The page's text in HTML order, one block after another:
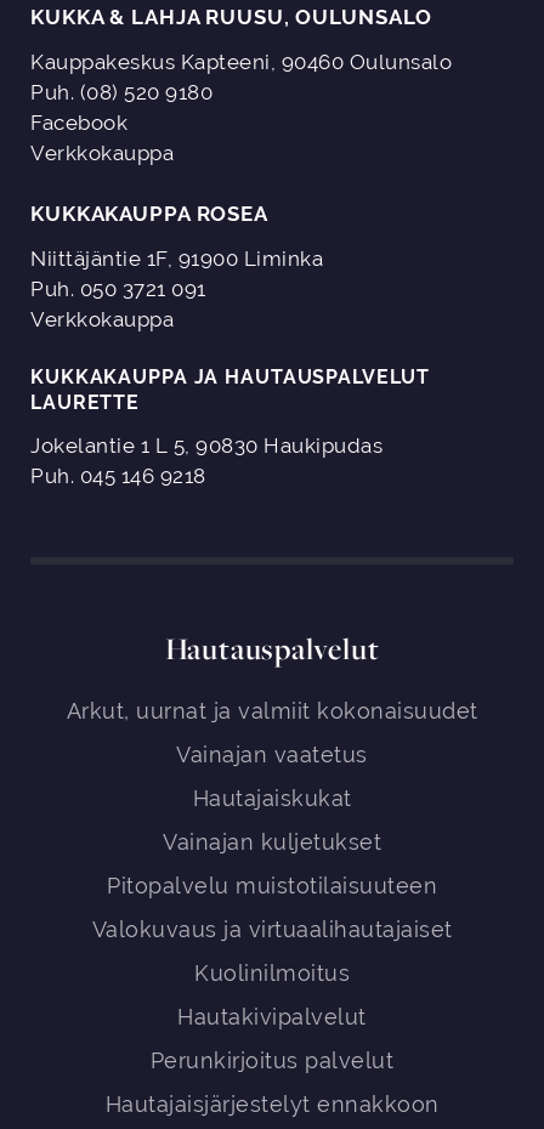
KUKKA & LAHJA RUUSU, OULUNSALO
Kauppakeskus Kapteeni, 90460 Oulunsalo
Puh. (08) 520 9180
Facebook
Verkkokauppa
KUKKAKAUPPA ROSEA
Niittäjäntie 1F, 91900 Liminka
Puh. 050 3721 091
Verkkokauppa
KUKKAKAUPPA JA HAUTAUSPALVELUT
LAURETTE
Jokelantie 1 L 5, 90830 Haukipudas
Puh. 045 146 9218
Hautauspalvelut
Arkut, uurnat ja valmiit kokonaisuudet
Vainajan vaatetus
Hautajaiskukat
Vainajan kuljetukset
Pitopalvelu muistotilaisuuteen
Valokuvaus ja virtuaalihautajaiset
Kuolinilmoitus
Hautakivipalvelut
Perunkirjoitus palvelut
Hautajaisjärjestelyt ennakkoon